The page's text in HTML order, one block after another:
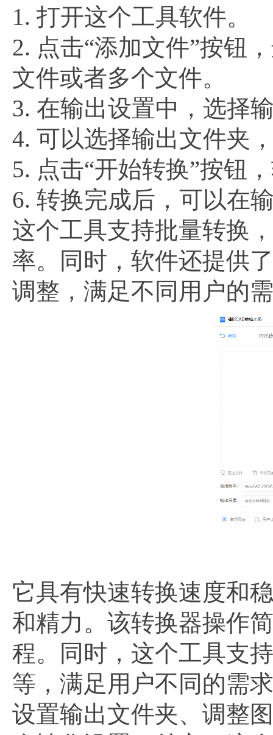
1. 打开这个工具软件。
2. 点击“添加文件”按钮
文件或者多个文件。
3. 在输出设置中，选择
4. 可以选择输出文件夹
5. 点击“开始转换”按钮
6. 转换完成后，可以在
这个工具支持批量转换
率。同时，软件还提供
调整，满足不同用户的
它具有快速转换速度和
和精力。该转换器操作
程。同时，这个工具支
等，满足用户不同的需
设置输出文件夹、调整